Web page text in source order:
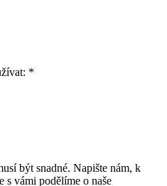
*
být snadné. Napište nám, k
s vámi podělíme o naše